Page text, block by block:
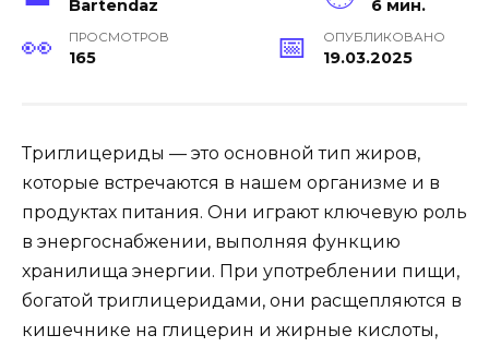
Bartendaz 6 мин.
ПРОСМОТРОВ
165
ОПУБЛИКОВАНО
19.03.2025
Триглицериды — это основной тип жиров,
которые встречаются в нашем организме и в
продуктах питания. Они играют ключевую роль
в энергоснабжении, выполняя функцию
хранилища энергии. При употреблении пищи,
богатой триглицеридами, они расщепляются в
кишечнике на глицерин и жирные кислоты,